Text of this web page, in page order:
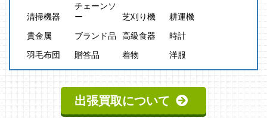
清掃機器
チェーンソ
ー
芝刈り機
耕運機
貴金属
ブランド品 高級食器
時計
羽毛布団
贈答品 着物 洋服
出張買取について